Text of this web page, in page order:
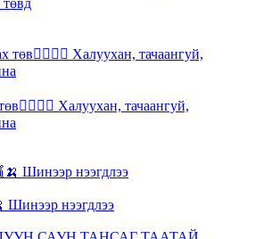
Халуухан, тачаангуй,
Шинээр нээгдлээ